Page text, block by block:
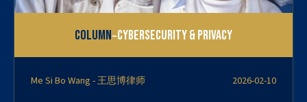
Column-Cybersecurity & Privacy
Me Si Bo Wang - 王思博律师 2026-02-10